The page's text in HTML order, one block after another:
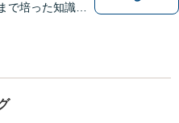
で培った知識と
寧かつ迅速多対
解決します。
体系】お気軽に